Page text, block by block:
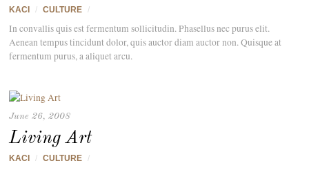
KACI / CULTURE /
In convallis quis est fermentum sollicitudin. Phasellus nec purus elit.
Aenean tempus tincidunt dolor, quis auctor diam auctor non. Quisque at
fermentum purus, a aliquet arcu.
June 26, 2008
Living Art
KACI / CULTURE /